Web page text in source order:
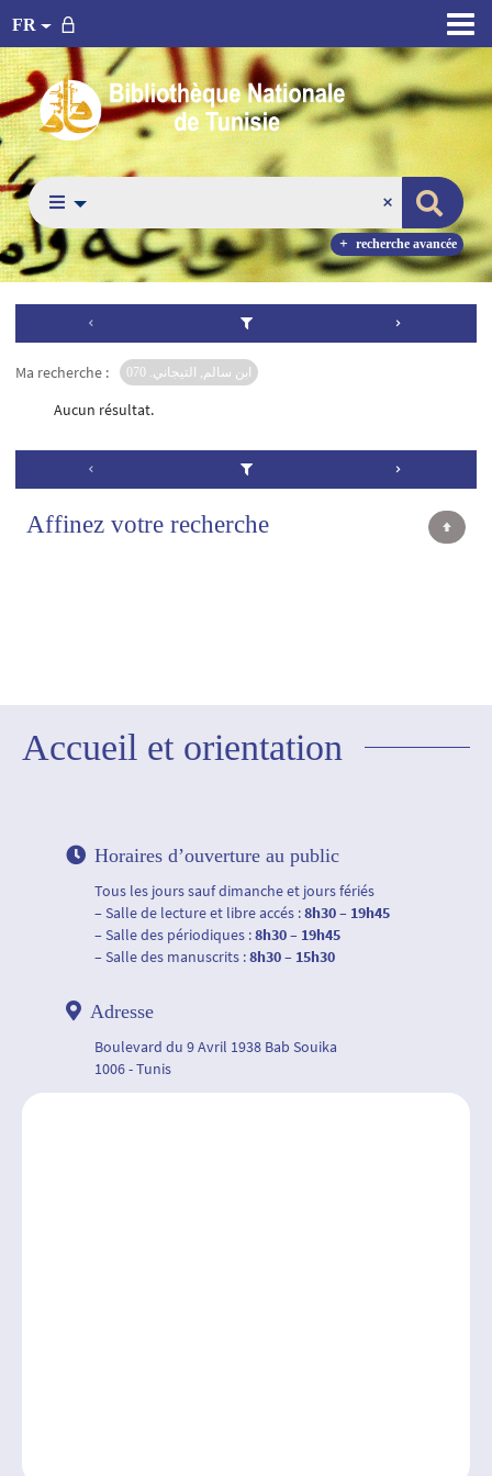
FR
recherche avancée
Ma recherche : ابن سالم, التيجاني. 070
Aucun résultat.
Affinez votre recherche
Accueil et orientation
Horaires d’ouverture au public
Tous les jours sauf dimanche et jours fériés
– Salle de lecture et libre accés :8h30 – 19h45
– Salle des périodiques :8h30 – 19h45
– Salle des manuscrits :8h30 – 15h30
Adresse
Boulevard du 9 Avril 1938 Bab Souika
1006 - Tunis